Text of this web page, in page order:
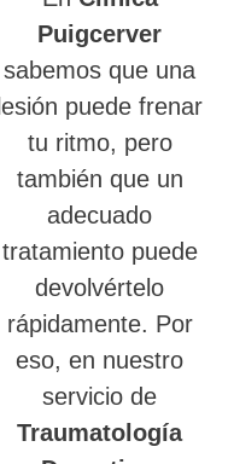
Puigcerver
sabemos que una
lesión puede frenar
tu ritmo, pero
también que un
adecuado
tratamiento puede
devolvértelo
rápidamente. Por
eso, en nuestro
servicio de
Traumatología